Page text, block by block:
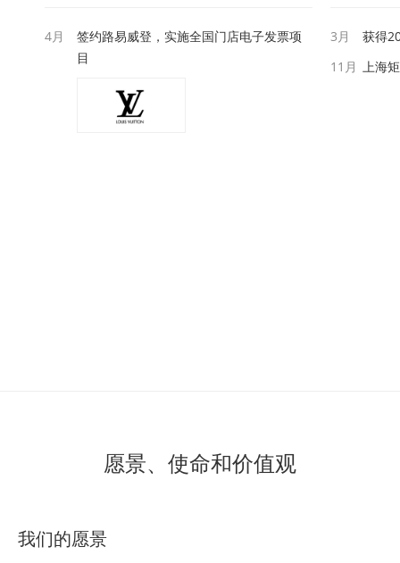
4月
签约路易威登，实施全国门店电子发票项
目
3月
获得
11月 上海
愿景、使命和价值观
我们的愿景